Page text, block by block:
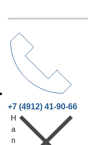
+7 (4912) 41-90-66
Н
а
п